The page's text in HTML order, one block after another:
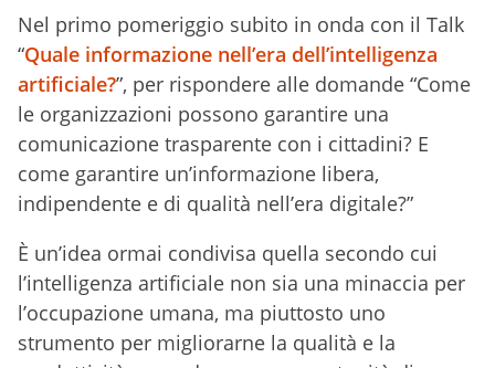
Nel primo pomeriggio subito in onda con il Talk
“Quale informazione nell’era dell’intelligenza
artificiale?”, per rispondere alle domande “Come
le organizzazioni possono garantire una
comunicazione trasparente con i cittadini? E
come garantire un’informazione libera,
indipendente e di qualità nell’era digitale?”
È un’idea ormai condivisa quella secondo cui
l’intelligenza artificiale non sia una minaccia per
l’occupazione umana, ma piuttosto uno
strumento per migliorarne la qualità e la